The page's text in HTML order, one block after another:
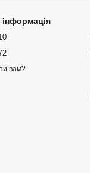
інформація
вам?